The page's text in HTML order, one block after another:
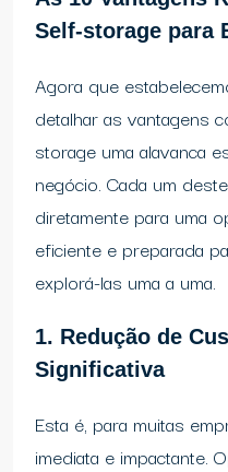
Self-storage para
Agora que
detalhar as vantagens
storage uma alavanca
negócio. Cada um
diretamente para uma
eficiente e preparada
explorá-las uma a uma.
1. Redução de
Significativa
Esta é, para muitas
imediata e impactante.